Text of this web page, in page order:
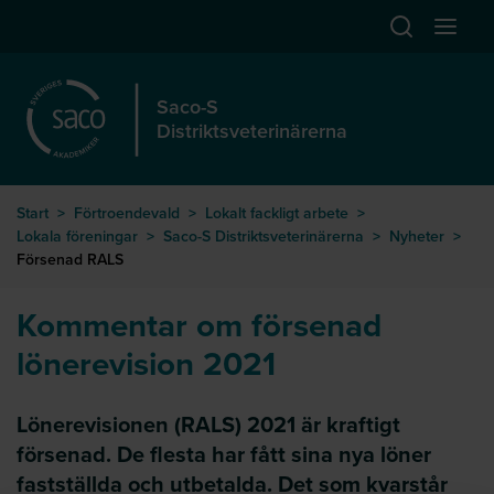
Öppna
Saco-S
Distriktsveterinärerna
Start > Förtroendevald > Lokalt fackligt arbete >
Lokala föreningar > Saco-S Distriktsveterinärerna > Nyheter >
Försenad RALS
Kommentar om försenad
lönerevision 2021
Lönerevisionen (RALS) 2021 är kraftigt
försenad. De flesta har fått sina nya löner
fastställda och utbetalda. Det som kvarstår